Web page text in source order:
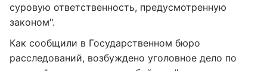
суровую ответственность, предусмотренную
законом".
Как сообщили в Государственном бюро
расследований, возбуждено уголовное дело по